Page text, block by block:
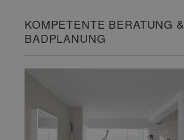
KOMPETENTE BERATUNG &
BADPLANUNG